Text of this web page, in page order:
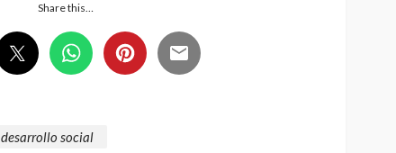
Share this…
desarrollo social